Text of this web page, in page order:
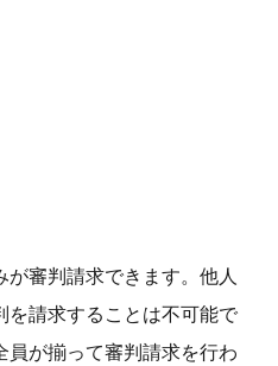
審判請求できます。他人
を請求することは不可能で
が揃って審判請求を行わ